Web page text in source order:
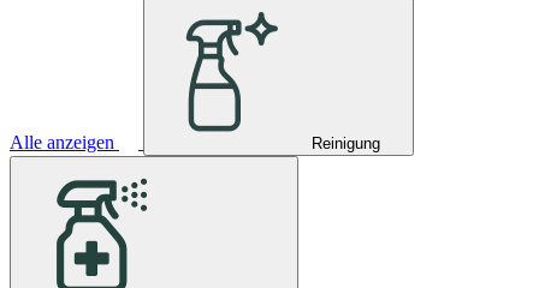
Alle anzeigen Reinigung